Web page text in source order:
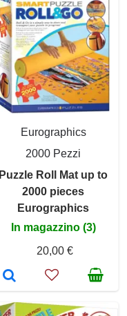
Eurographics
2000 Pezzi
Puzzle Roll Mat up to
2000 pieces
Eurographics
In magazzino (3)
20,00 €